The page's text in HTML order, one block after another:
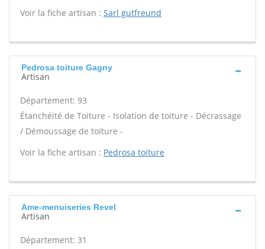
Voir la fiche artisan : Sarl gutfreund
Pedrosa toiture Gagny
Artisan
Département: 93
Étanchéité de Toiture - Isolation de toiture - Décrassage
/ Démoussage de toiture -
Voir la fiche artisan : Pedrosa toiture
Ame-menuiseries Revel
Artisan
Département: 31